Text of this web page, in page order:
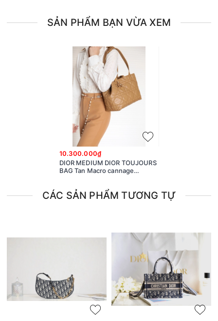
SẢN PHẨM BẠN VỪA XEM
10.300.000₫
DIOR MEDIUM DIOR TOUJOURS
BAG Tan Macro cannage
CÁC SẢN PHẨM TƯƠNG TỰ